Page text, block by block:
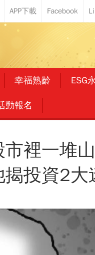
幸福熟齡 ESG
動報名
裡一堆
投資2大